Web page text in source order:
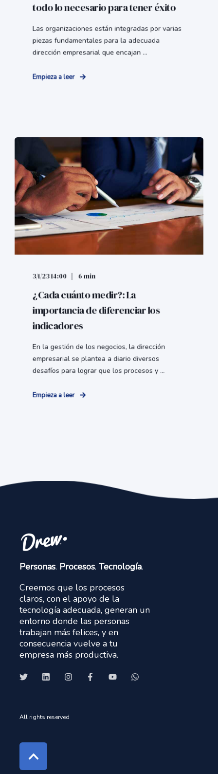
todo lo necesario para tener éxito
Las organizaciones están integradas por varias
piezas fundamentales para la adecuada
dirección empresarial que encajan ...
Empieza a leer
3/1/23 14:00 6 min
¿Cada cuánto medir?: La
importancia de diferenciar los
indicadores
En la gestión de los negocios, la dirección
empresarial se plantea a diario diversos
desafíos para lograr que los procesos y ...
Empieza a leer
Personas. Procesos. Tecnología.
Creemos que los procesos
claros, con el apoyo de la
tecnología adecuada, generan un
entorno donde las personas
trabajan más felices, y en
consecuencia vuelve a tu
empresa más productiva.
All rights reserved